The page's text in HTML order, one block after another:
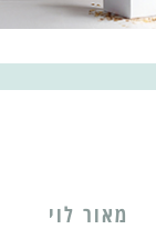
מאור לוי